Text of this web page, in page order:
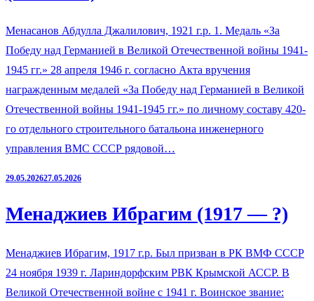
Менасанов Абдулла Джалилович, 1921 г.р. 1. Медаль «За
Победу над Германией в Великой Отечественной войны 1941-
1945 гг.» 28 апреля 1946 г. согласно Акта вручения
награжденным медалей «За Победу над Германией в Великой
Отечественной войны 1941-1945 гг.» по личному составу 420-
го отдельного строительного батальона инженерного
управления ВМС СССР рядовой…
29.05.202627.05.2026
Менаджиев Ибрагим (1917 — ?)
Менаджиев Ибрагим, 1917 г.р. Был призван в РК ВМФ СССР
24 ноября 1939 г. Лариндорфским РВК Крымской АССР. В
Великой Отечественной войне с 1941 г. Воинское звание: